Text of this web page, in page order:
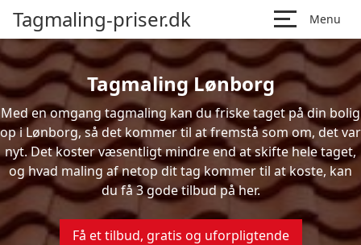
Tagmaling-priser.dk Menu
Tagmaling Lønborg
Med en omgang tagmaling kan du friske taget på din bolig
op i Lønborg, så det kommer til at fremstå som om, det var
nyt. Det koster væsentligt mindre end at skifte hele taget,
og hvad maling af netop dit tag kommer til at koste, kan
du få 3 gode tilbud på her.
Få et tilbud, gratis og uforpligtende